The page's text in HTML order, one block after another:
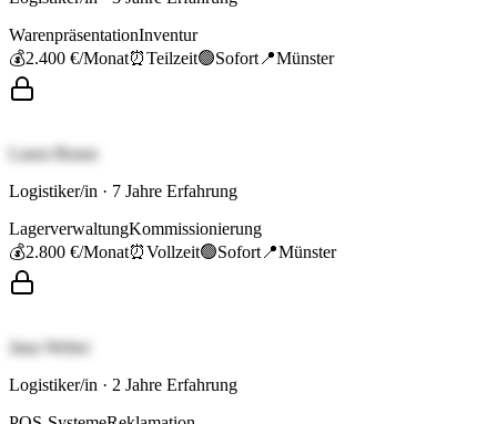
WarenpräsentationInventur
💰2.400 €/Monat⏰Teilzeit🟢Sofort 📍Münster
Laura Braun
Logistiker/in · 7 Jahre Erfahrung
LagerverwaltungKommissionierung
💰2.800 €/Monat⏰Vollzeit🟢Sofort 📍Münster
Jana Weber
Logistiker/in · 2 Jahre Erfahrung